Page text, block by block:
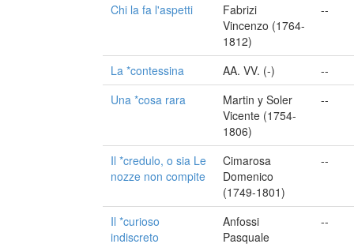
Chi la fa l'aspetti
Fabrizi
Vincenzo (1764-
1812)
--
La *contessina AA. VV. (-)
--
Una *cosa rara
Martin y Soler
Vicente (1754-
1806)
--
Il *credulo, o sia Le
nozze non compite
Cimarosa
Domenico
(1749-1801)
--
Il *curioso
indiscreto
Anfossi
Pasquale
--